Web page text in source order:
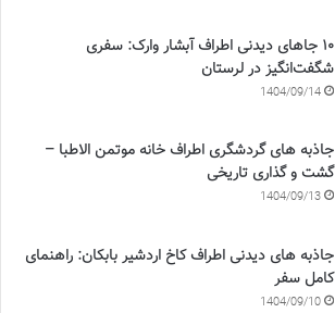
۱۰ جاهای دیدنی اطراف آبشار وارک: سفری
شگفت‌انگیز در لرستان
1404/09/14
جاذبه های گردشگری اطراف خانه موتمن الاطبا –
گشت و گذاری تاریخی
1404/09/13
جاذبه های دیدنی اطراف کاخ اردشیر بابکان: راهنمای
کامل سفر
1404/09/10